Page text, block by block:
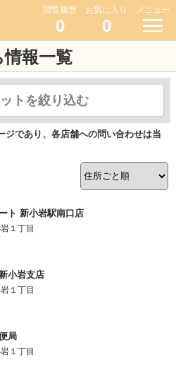
閲覧履歴
0
お気に入り
0
メニュー
報一覧
トを絞り込む
であり、各店舗への問い合わせは当
ト 新小岩駅南口店
１丁目
小岩支店
１丁目
局
１丁目